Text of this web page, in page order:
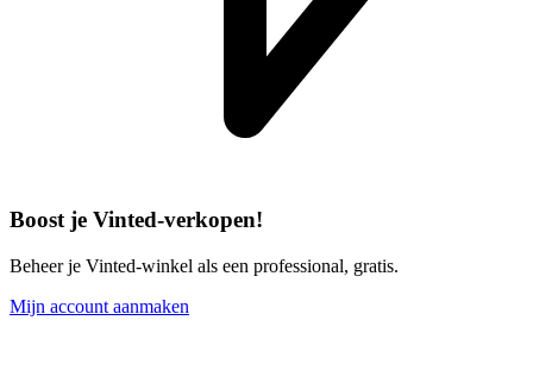
Boost je Vinted-verkopen!
Beheer je Vinted-winkel als een professional, gratis.
Mijn account aanmaken